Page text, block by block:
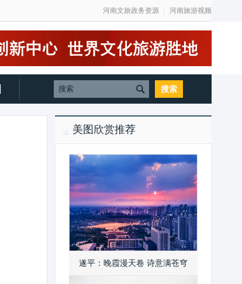
河南文旅政务资源 河南旅游视频
美图欣赏推荐
遂平：晚霞漫天卷 诗意满苍穹